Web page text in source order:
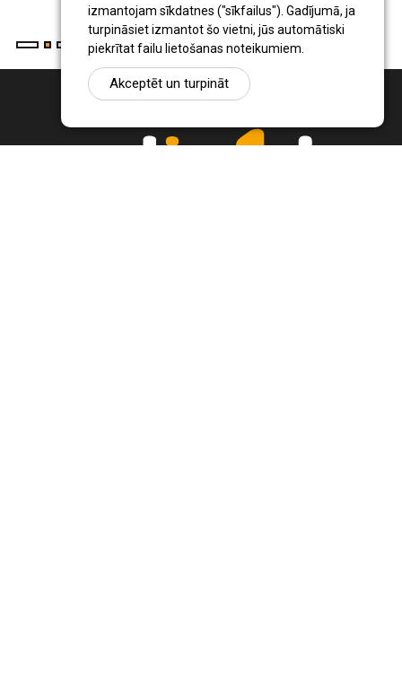
izmantojam sīkdatnes ("sīkfailus"). Gadījumā, ja
turpināsiet izmantot šo vietni, jūs automātiski
piekrītat failu lietošanas noteikumiem.
Akceptēt un turpināt